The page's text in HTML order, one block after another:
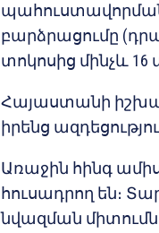
բարձրացումը
տոկոսից մինչև 16
Հայաստանի
իրենց
Առաջին հինգ
հուսադրող են։
նվազման